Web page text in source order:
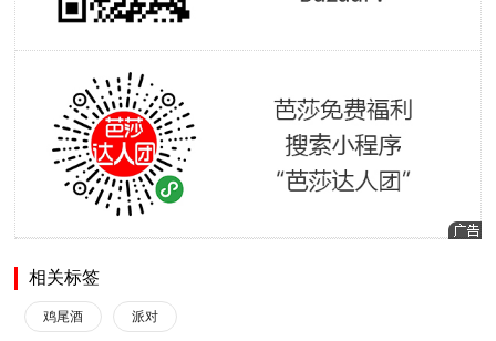
相关标签
鸡尾酒 派对